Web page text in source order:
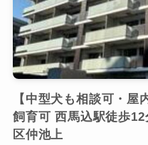
【中型犬も相談可・
飼育可 西馬込駅徒歩
区仲池上